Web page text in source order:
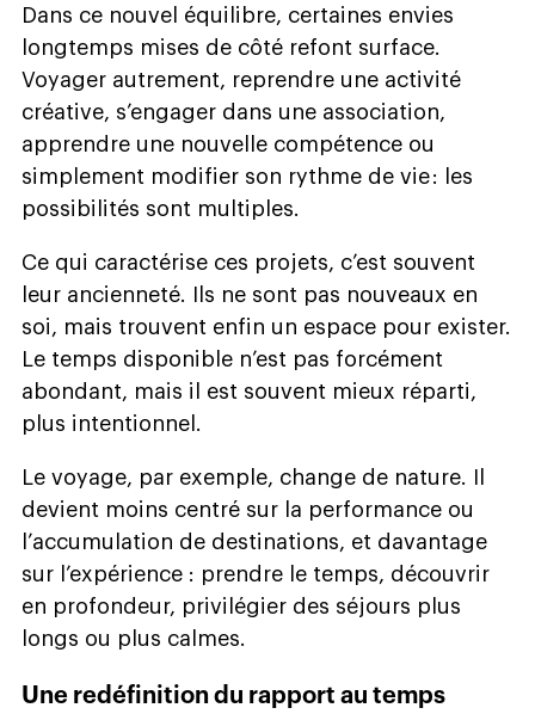
Dans ce nouvel équilibre, certaines envies
longtemps mises de côté refont surface.
Voyager autrement, reprendre une activité
créative, s’engager dans une association,
apprendre une nouvelle compétence ou
simplement modifier son rythme de vie : les
possibilités sont multiples.
Ce qui caractérise ces projets, c’est souvent
leur ancienneté. Ils ne sont pas nouveaux en
soi, mais trouvent enfin un espace pour exister.
Le temps disponible n’est pas forcément
abondant, mais il est souvent mieux réparti,
plus intentionnel.
Le voyage, par exemple, change de nature. Il
devient moins centré sur la performance ou
l’accumulation de destinations, et davantage
sur l’expérience : prendre le temps, découvrir
en profondeur, privilégier des séjours plus
longs ou plus calmes.
Une redéfinition du rapport au temps